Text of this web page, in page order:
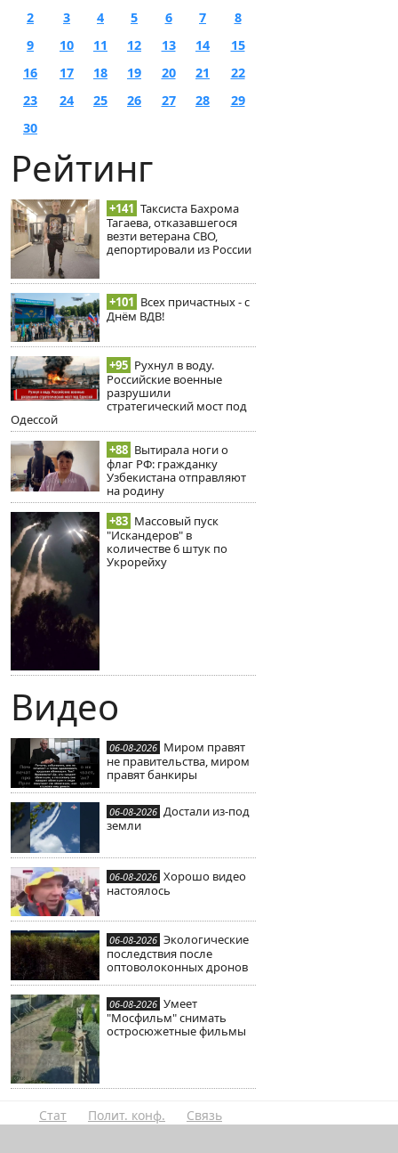
2
3 4 5 6 7
8
9
10 11 12 13 14
15
16
17 18 19 20 21
22
23
24 25 26 27 28
29
30
Рейтинг
+141 Таксиста Бахрома
Тагаева, отказавшегося
везти ветерана СВО,
депортировали из России
+101 Всех причастных - с
Днём ВДВ!
+95 Рухнул в воду.
Российские военные
разрушили
стратегический мост под
Одессой
+88 Вытирала ноги о
флаг РФ: гражданку
Узбекистана отправляют
на родину
+83 Массовый пуск
"Искандеров" в
количестве 6 штук по
Укрорейху
Видео
06-08-2026 Миром правят
не правительства, миром
правят банкиры
06-08-2026 Достали из-под
земли
06-08-2026 Хорошо видео
настоялось
06-08-2026 Экологические
последствия после
оптоволоконных дронов
06-08-2026 Умеет
"Мосфильм" снимать
остросюжетные фильмы
Стат Полит. конф. Связь